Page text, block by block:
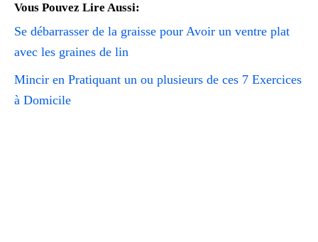
Vous Pouvez Lire Aussi:
Se débarrasser de la graisse pour Avoir un ventre plat
avec les graines de lin
Mincir en Pratiquant un ou plusieurs de ces 7 Exercices
à Domicile